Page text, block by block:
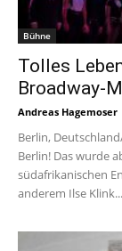
Bühne
Tolles
Broadway-
Andreas Hagemoser
Berlin,
Berlin! Das wurde
südafrikanischen
anderem Ilse Klink...